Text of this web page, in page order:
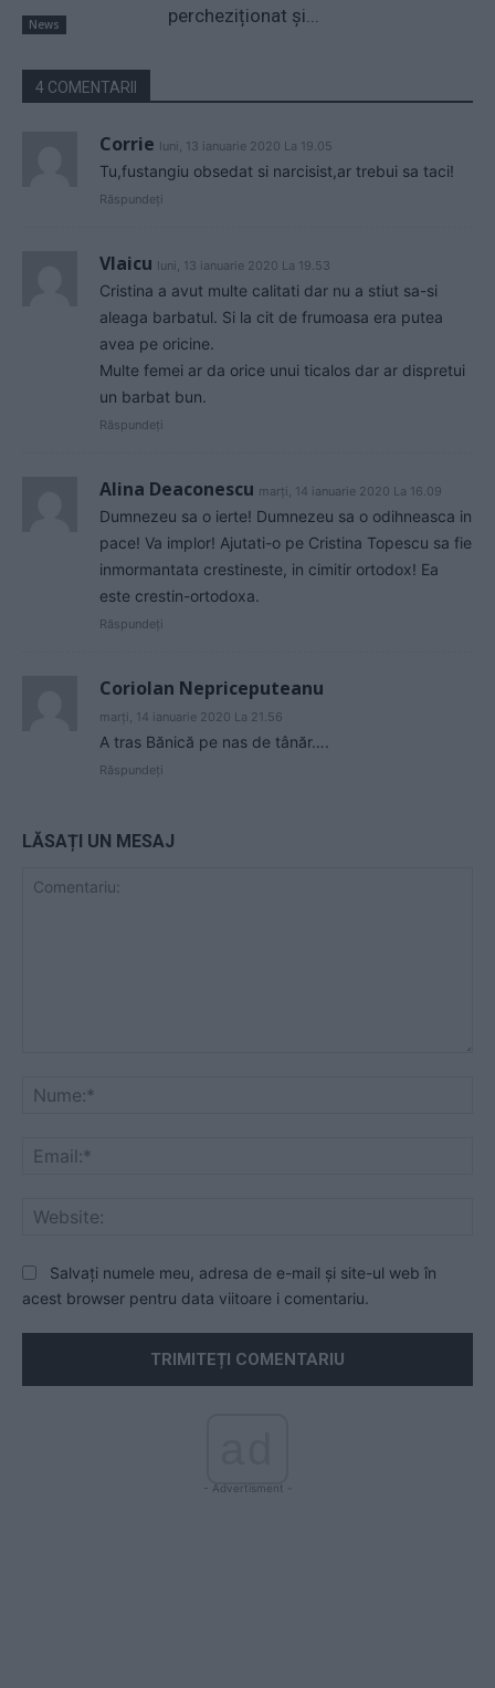
News
percheziționat și...
4 COMENTARII
Corrie luni, 13 ianuarie 2020 La 19.05
Tu,fustangiu obsedat si narcisist,ar trebui sa taci!
Răspundeți
Vlaicu luni, 13 ianuarie 2020 La 19.53
Cristina a avut multe calitati dar nu a stiut sa-si
aleaga barbatul. Si la cit de frumoasa era putea
avea pe oricine.
Multe femei ar da orice unui ticalos dar ar dispretui
un barbat bun.
Răspundeți
Alina Deaconescu marți, 14 ianuarie 2020 La 16.09
Dumnezeu sa o ierte! Dumnezeu sa o odihneasca in
pace! Va implor! Ajutati-o pe Cristina Topescu sa fie
inmormantata crestineste, in cimitir ortodox! Ea
este crestin-ortodoxa.
Răspundeți
Coriolan Nepriceputeanu
marți, 14 ianuarie 2020 La 21.56
A tras Bănică pe nas de tânăr….
Răspundeți
LĂSAȚI UN MESAJ
Salvați numele meu, adresa de e-mail și site-ul web în
acest browser pentru data viitoare i comentariu.
- Advertisment -